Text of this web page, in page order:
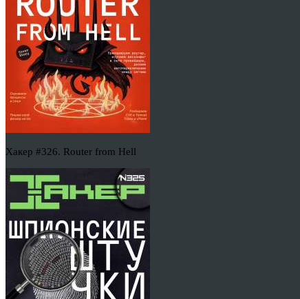
Хакер #326. Router from Hell